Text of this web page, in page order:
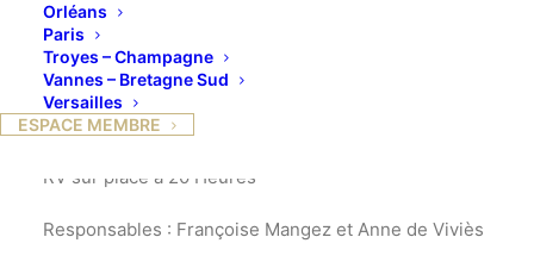
Orléans
Paris
Troyes – Champagne
Vannes – Bretagne Sud
Versailles
ESPACE MEMBRE
Réservation par Internet ou à la Fnac : 49 €
RV sur place à 20 Heures
Responsables : Françoise Mangez et Anne de Viviès